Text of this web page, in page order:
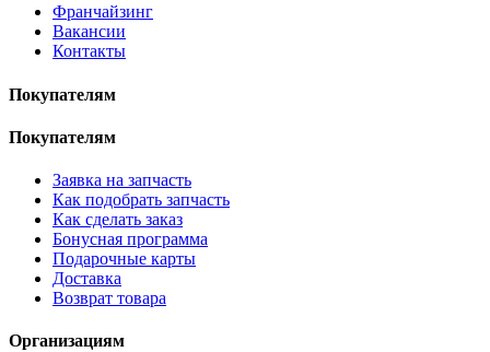
Франчайзинг
Вакансии
Контакты
Покупателям
Покупателям
Заявка на запчасть
Как подобрать запчасть
Как сделать заказ
Бонусная программа
Подарочные карты
Доставка
Возврат товара
Организациям